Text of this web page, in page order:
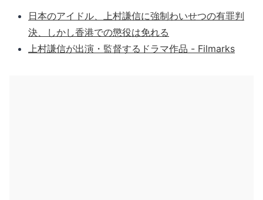
日本のアイドル、上村謙信に強制わいせつの有罪判
決、しかし香港での懲役は免れる
上村謙信が出演・監督するドラマ作品 - Filmarks